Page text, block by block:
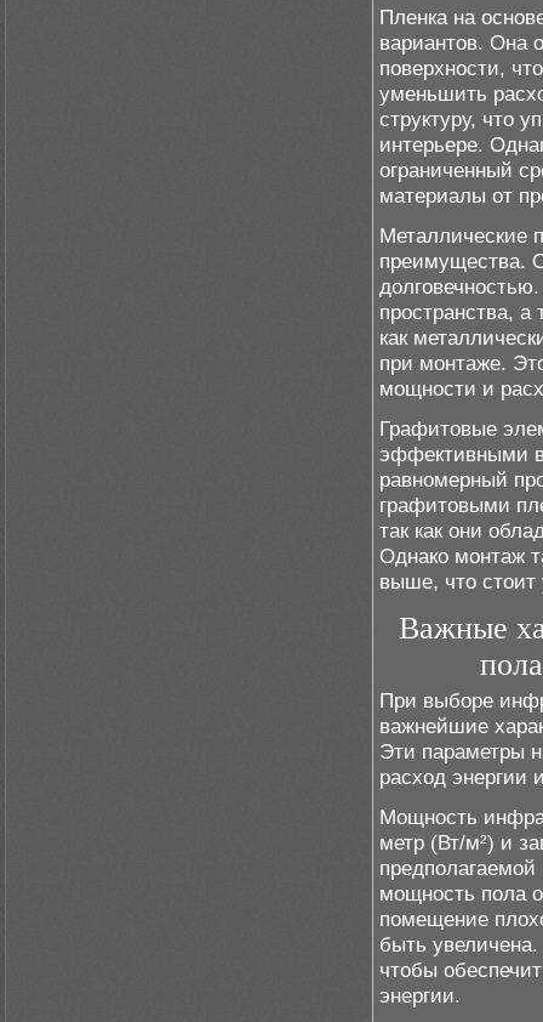
Пленка на
вариантов. Она
поверхности,
уменьшить
структуру, что
интерьере.
ограниченный
материалы от
Металлические
преимущества.
пространства,
как
при монтаже.
мощности и
Графитовые
эффективными
равномерный
графитовыми
так как они
Однако монтаж
выше, что стоит
Важные
При выборе
важнейшие
Эти параметры
расход
Мощность
метр (Вт/м²) и
мощность пола
помещение
быть
чтобы
энергии.